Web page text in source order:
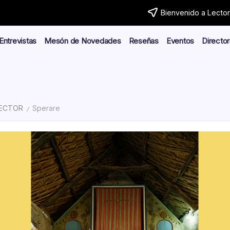
Bienvenido a
Entrevistas Mesón de Novedades Reseñas Eventos
/ Sperare